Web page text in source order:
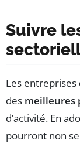
Suivre
Les
des meilleures
d’activité. En
pourront non